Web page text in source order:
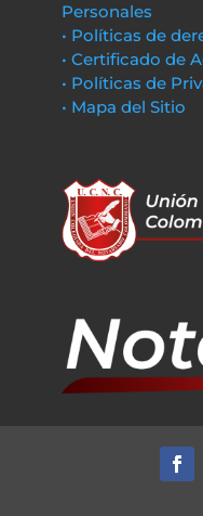
Personales
• Políticas de
• Certificado de
• Políticas de
• Mapa del Sitio